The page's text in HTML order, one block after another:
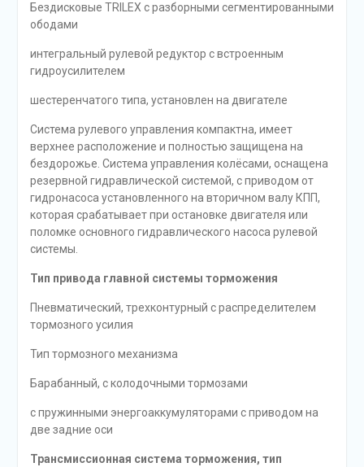
Бездисковые TRILEX с разборными сегментированными
ободами
интегральный рулевой редуктор с встроенным
гидроусилителем
шестеренчатого типа, установлен на двигателе
Система рулевого управления компактна, имеет
верхнее расположение и полностью защищена на
бездорожье. Система управления колёсами, оснащена
резервной гидравлической системой, с приводом от
гидронасоса установленного на вторичном валу КПП,
которая срабатывает при остановке двигателя или
поломке основного гидравлического насоса рулевой
системы.
Тип привода главной системы торможения
Пневматический, трехконтурный с распределителем
тормозного усилия
Тип тормозного механизма
Барабанный, с колодочными тормозами
с пружинными энергоаккумуляторами с приводом на
две задние оси
Трансмиссионная система торможения, тип